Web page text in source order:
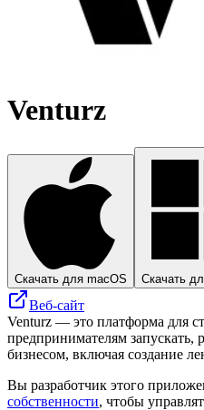
Venturz
Скачать для macOS
Веб-сайт
Venturz — это платформа для
предпринимателям запускать,
бизнесом, включая создание
Вы разработчик этого
собственности, чтобы